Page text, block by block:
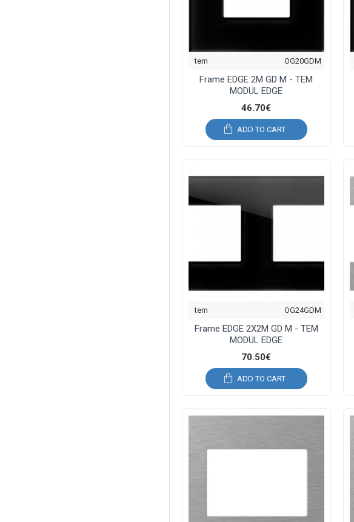
tem OG20GDM
Frame EDGE 2M GD M - TEM
MODUL EDGE
46.70€
ADD TO CART
tem OG24GDM
Frame EDGE 2X2M GD M - TEM
MODUL EDGE
70.50€
ADD TO CART